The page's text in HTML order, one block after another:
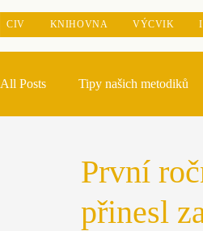
CIV KNIHOVNA VÝCVIK
All Posts Tipy našich metodiků
První
přinesl